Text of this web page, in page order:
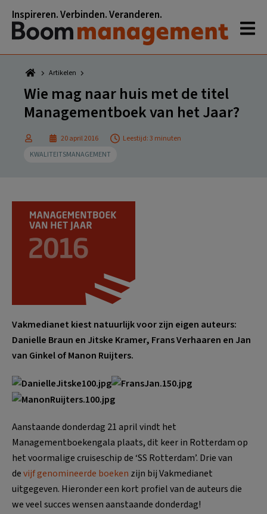
naar
hoofdnavigatie
naar
hoofd
inhoud
naar
eerste
sidebar
naar
voettekst
Inspireren. Verbinden. Veranderen.
Artikelen
Wie mag naar huis met de titel
Managementboek van het Jaar?
20 april 2016
Leestijd: 3 minuten
KWALITEITSMANAGEMENT
Vakmedianet kiest natuurlijk voor zijn eigen auteurs:
Danielle Braun en Jitske Kramer, Frans Verhaaren en Jan
van Ginkel of Manon Ruijters.
Aanstaande donderdag 21 april vindt het
Managementboekengala plaats, dit keer in Rotterdam op
het voormalige cruiseschip de ‘SS Rotterdam’. Drie van
devijf genomineerde boeken zijn bij Vakmedianet
uitgegeven. Hieronder een kort profiel van de auteurs die
we veel succes wensen aanstaande donderdag!